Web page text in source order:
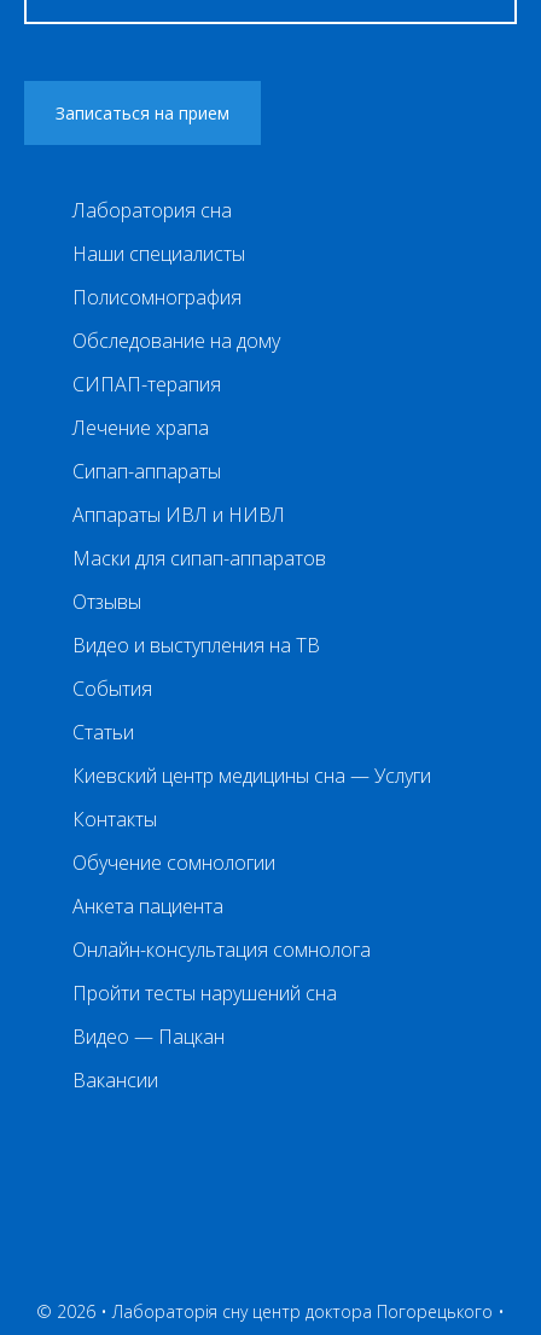
Лаборатория сна
Наши специалисты
Полисомнография
Обследование на дому
СИПАП-терапия
Лечение храпа
Сипап-аппараты
Аппараты ИВЛ и НИВЛ
Маски для сипап-аппаратов
Отзывы
Видео и выступления на ТВ
События
Статьи
Киевский центр медицины сна — Услуги
Контакты
Обучение сомнологии
Анкета пациента
Онлайн-консультация сомнолога
Пройти тесты нарушений сна
Видео — Пацкан
Вакансии
© 2026 • Лабораторія сну центр доктора Погорецького •